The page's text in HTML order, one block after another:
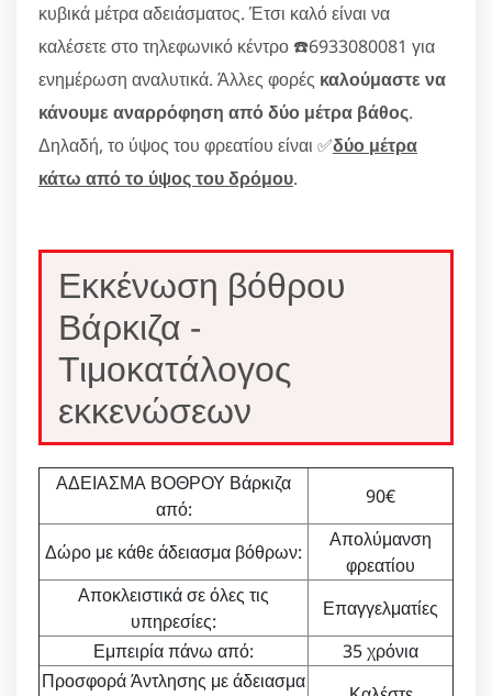
κυβικά μέτρα αδειάσματος. Έτσι καλό είναι να
καλέσετε στο τηλεφωνικό κέντρο ☎️6933080081 για
ενημέρωση αναλυτικά. Άλλες φορές καλούμαστε να
κάνουμε αναρρόφηση από δύο μέτρα βάθος.
Δηλαδή, το ύψος του φρεατίου είναι ✅δύο μέτρα
κάτω από το ύψος του δρόμου.
Εκκένωση βόθρου
Βάρκιζα -
Τιμοκατάλογος
εκκενώσεων
ΑΔΕΙΑΣΜΑ ΒΟΘΡΟΥ Βάρκιζα
από:
90€
Δώρο με κάθε άδειασμα βόθρων:
Απολύμανση
φρεατίου
Αποκλειστικά σε όλες τις
υπηρεσίες:
Επαγγελματίες
Εμπειρία πάνω από:
35 χρόνια
Προσφορά Άντλησης με άδειασμα